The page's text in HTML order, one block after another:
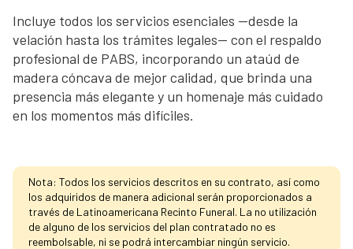
Incluye todos los servicios esenciales —desde la
velación hasta los trámites legales— con el respaldo
profesional de PABS, incorporando un ataúd de
madera cóncava de mejor calidad, que brinda una
presencia más elegante y un homenaje más cuidado
en los momentos más difíciles.
Nota: Todos los servicios descritos en su contrato, así como
los adquiridos de manera adicional serán proporcionados a
través de Latinoamericana Recinto Funeral. La no utilización
de alguno de los servicios del plan contratado no es
reembolsable, ni se podrá intercambiar ningún servicio.